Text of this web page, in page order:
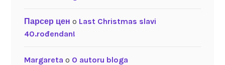
Парсер цен o Last Christmas slavi
40.rođendan!
Margareta o O autoru bloga